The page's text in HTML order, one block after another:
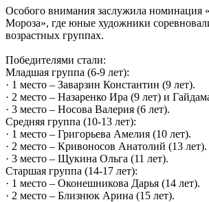
Особого внимания заслужила номинация
Мороза», где юные художники
возрастных группах.
Победителями стали:
Младшая группа (6-9 лет):
· 1 место – Заварзин Константин (9 лет).
· 2 место – Назаренко Ира (9 лет) и
· 3 место – Носова Валерия (6 лет).
Средняя группа (10-13 лет):
· 1 место – Григорьева Амелия (10 лет).
· 2 место – Кривоносов Анатолий (13 лет).
· 3 место – Щукина Ольга (11 лет).
Старшая группа (14-17 лет):
· 1 место – Оконешникова Дарья (14 лет).
· 2 место – Близнюк Арина (15 лет).